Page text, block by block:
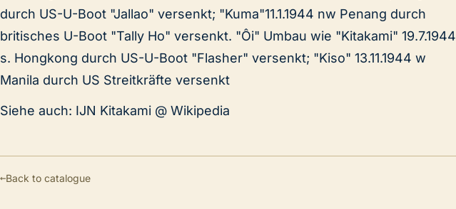
durch US-U-Boot "Jallao" versenkt; "Kuma"11.1.1944 nw Penang durch
britisches U-Boot "Tally Ho" versenkt. "Ôi" Umbau wie "Kitakami" 19.7.1944
s. Hongkong durch US-U-Boot "Flasher" versenkt; "Kiso" 13.11.1944 w
Manila durch US Streitkräfte versenkt
Siehe auch: IJN Kitakami @ Wikipedia
←Back to catalogue